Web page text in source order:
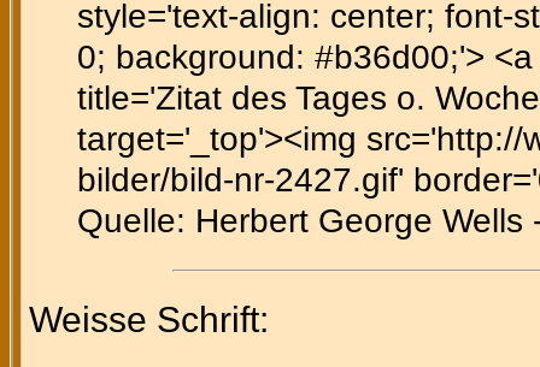
style='text-align: center; font-
0; background: #b36d00;'>
title='Zitat des Tages o.
target='_top'><img
bilder/bild-nr-2427.gif'
Quelle: Herbert George
Weisse Schrift: